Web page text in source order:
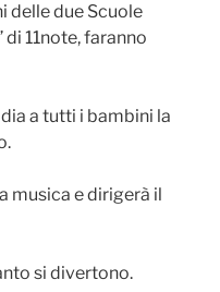
delle due Scuole
11note, faranno
a tutti i bambini la
musica e dirigerà il
si divertono.